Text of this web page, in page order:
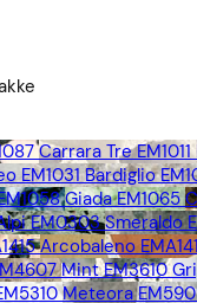
Carrara Tre EM1011
EM1031 Bardiglio
Giada EM1065
EM0303Smeraldo
Arcobaleno
Mint EM3610
Meteora